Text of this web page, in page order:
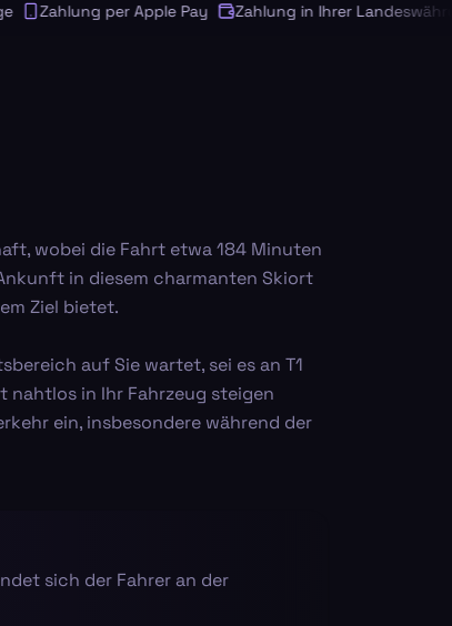
Zahlung per Apple Pay Zahlung in Ihrer Landeswährung
wobei die Fahrt etwa 184 Minuten
in diesem charmanten Skiort
Ziel bietet.
auf Sie wartet, sei es an T1
nahtlos in Ihr Fahrzeug steigen
ein, insbesondere während der
sich der Fahrer an der